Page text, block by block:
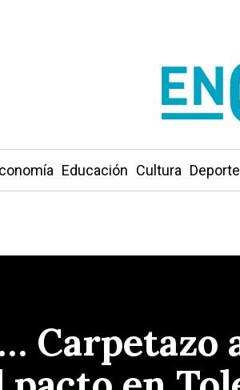
Educación Cultura
Carpetazo